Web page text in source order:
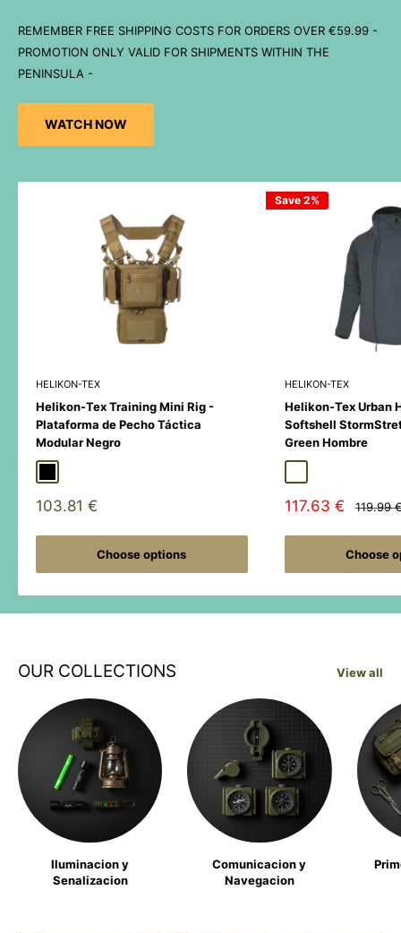
REMEMBER FREE SHIPPING COSTS FOR ORDERS OVER €59.99 -
PROMOTION ONLY VALID FOR SHIPMENTS WITHIN THE
PENINSULA -
WATCH NOW
HELIKON-TEX
Helikon-Tex Training Mini Rig -
Plataforma de Pecho Táctica
Modular Negro
Sale
103.81 €
Choose options
Save 2%
HELIKON-TEX
Helikon-Tex Urban
Softshell
Green Hombre
Sale
117.63 €
Regular
119.99
Choose
OUR COLLECTIONS View all
Iluminacion y
Senalizacion
Comunicacion y
Navegacion